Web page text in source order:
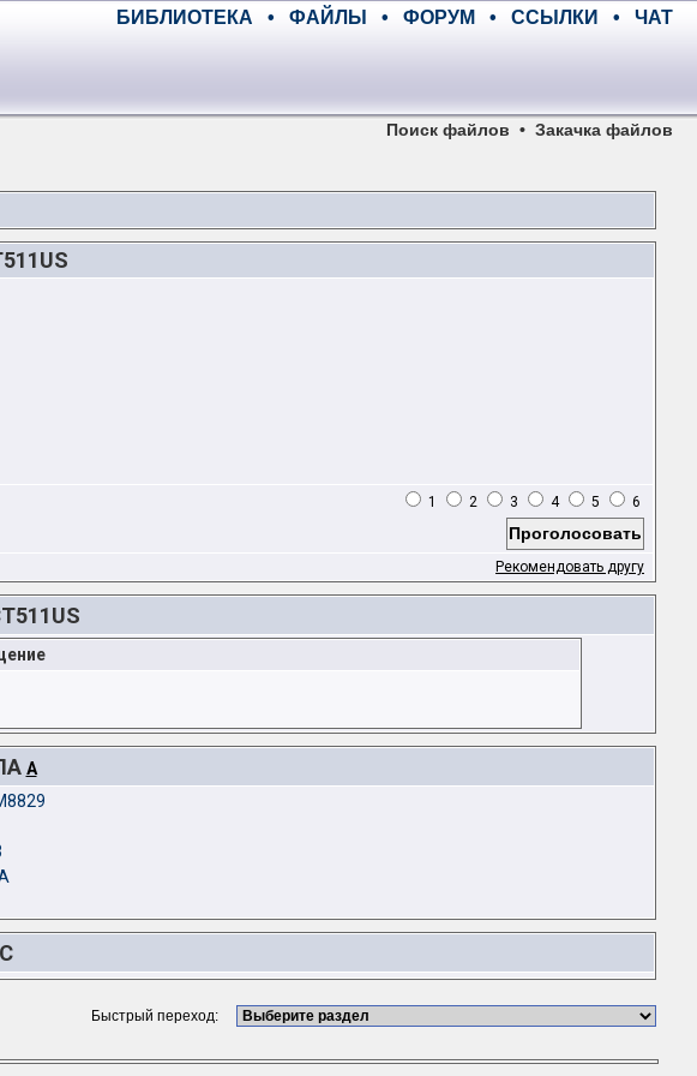
БИБЛИОТЕКА • ФАЙЛЫ • ФОРУМ • ССЫЛКИ • ЧАТ
Поиск файлов • Закачка файлов
1 2 3 4 5 6
Рекомендовать другу
A
Быстрый переход: